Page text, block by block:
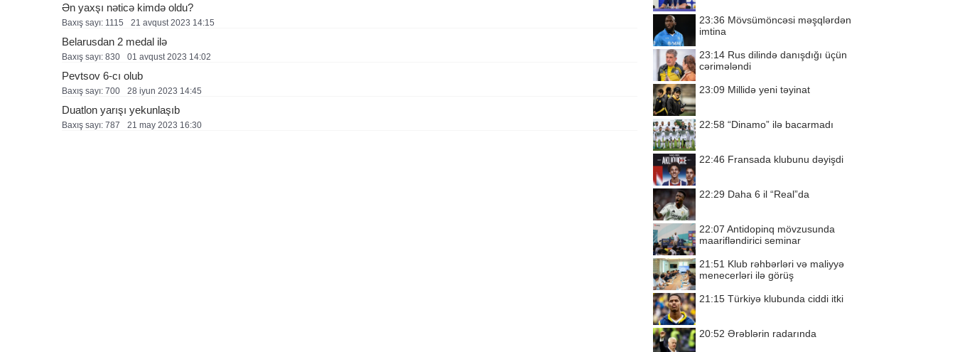
Ən yaxşı nəticə kimdə oldu?
Baxış sayı: 1115 21 avqust 2023 14:15
Belarusdan 2 medal ilə
Baxış sayı: 830 01 avqust 2023 14:02
Pevtsov 6-cı olub
Baxış sayı: 700 28 i̇yun 2023 14:45
Duatlon yarışı yekunlaşıb
Baxış sayı: 787 21 may 2023 16:30
23:36 Mövsümöncəsi məşqlərdən
imtina
23:14 Rus dilində danışdığı üçün
cərimələndi
23:09 Millidə yeni təyinat
22:58 “Dinamo” ilə bacarmadı
22:46 Fransada klubunu dəyişdi
22:29 Daha 6 il “Real”da
22:07 Antidopinq mövzusunda
maarifləndirici seminar
21:51 Klub rəhbərləri və maliyyə
menecerləri ilə görüş
21:15 Türkiyə klubunda ciddi itki
20:52 Ərəblərin radarında